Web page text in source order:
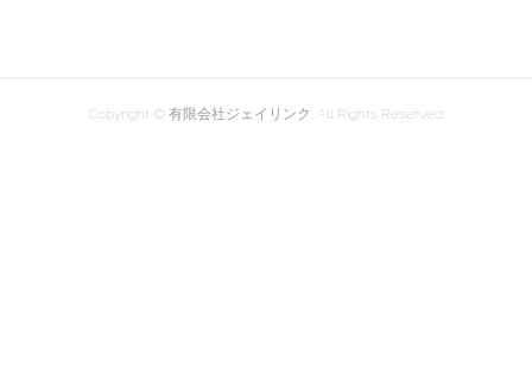
Copyright © 有限会社ジェイリンク. All Rights Reserved.